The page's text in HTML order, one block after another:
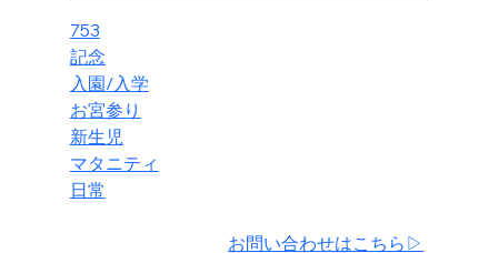
753
記念
入園/入学
お宮参り
新生児
マタニティ
日常
お問い合わせはこちら▷